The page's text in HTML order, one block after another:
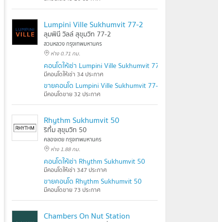
Lumpini Ville Sukhumvit 77-2
ลุมพินี วิลล์ สุขุมวิท 77-2
สวนหลวง กรุงเทพมหานคร
ห่าง 0.71 กม.
คอนโดให้เช่า Lumpini Ville Sukhumvit 77-2
มีคอนโดให้เช่า 34 ประกาศ
ขายคอนโด Lumpini Ville Sukhumvit 77-2
มีคอนโดขาย 32 ประกาศ
Rhythm Sukhumvit 50
ริทึ่ม สุขุมวิท 50
คลองเตย กรุงเทพมหานคร
ห่าง 1.88 กม.
คอนโดให้เช่า Rhythm Sukhumvit 50
มีคอนโดให้เช่า 347 ประกาศ
ขายคอนโด Rhythm Sukhumvit 50
มีคอนโดขาย 73 ประกาศ
Chambers On Nut Station